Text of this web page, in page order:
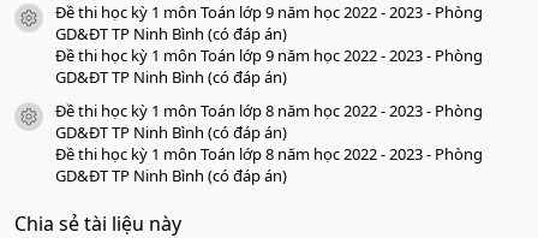
icon tài liệu
Đề thi học kỳ 1 môn Toán lớp 9 năm học 2022 - 2023 - Phòng
GD&ĐT TP Ninh Bình (có đáp án)
Đề thi học kỳ 1 môn Toán lớp 9 năm học 2022 - 2023 - Phòng
GD&ĐT TP Ninh Bình (có đáp án)
icon tài liệu
Đề thi học kỳ 1 môn Toán lớp 8 năm học 2022 - 2023 - Phòng
GD&ĐT TP Ninh Bình (có đáp án)
Đề thi học kỳ 1 môn Toán lớp 8 năm học 2022 - 2023 - Phòng
GD&ĐT TP Ninh Bình (có đáp án)
Chia sẻ tài liệu này